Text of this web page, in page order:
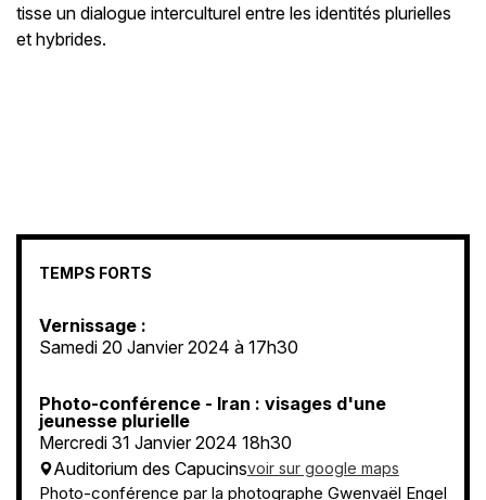
tisse un dialogue interculturel entre les identités plurielles
et hybrides.
TEMPS FORTS
Vernissage :
Samedi 20 Janvier 2024 à 17h30
Photo-conférence - Iran : visages d'une
jeunesse plurielle
Mercredi 31 Janvier 2024 18h30
Auditorium des Capucinsvoir sur google maps
Photo-conférence par la photographe Gwenvaël Engel